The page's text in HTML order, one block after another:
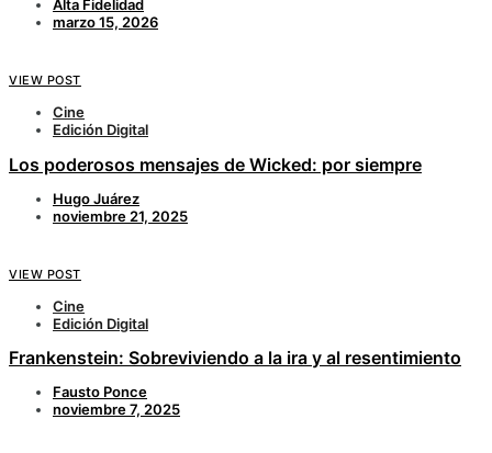
Alta Fidelidad
marzo 15, 2026
VIEW POST
Cine
Edición Digital
Los poderosos mensajes de Wicked: por siempre
Hugo Juárez
noviembre 21, 2025
VIEW POST
Cine
Edición Digital
Frankenstein: Sobreviviendo a la ira y al resentimiento
Fausto Ponce
noviembre 7, 2025